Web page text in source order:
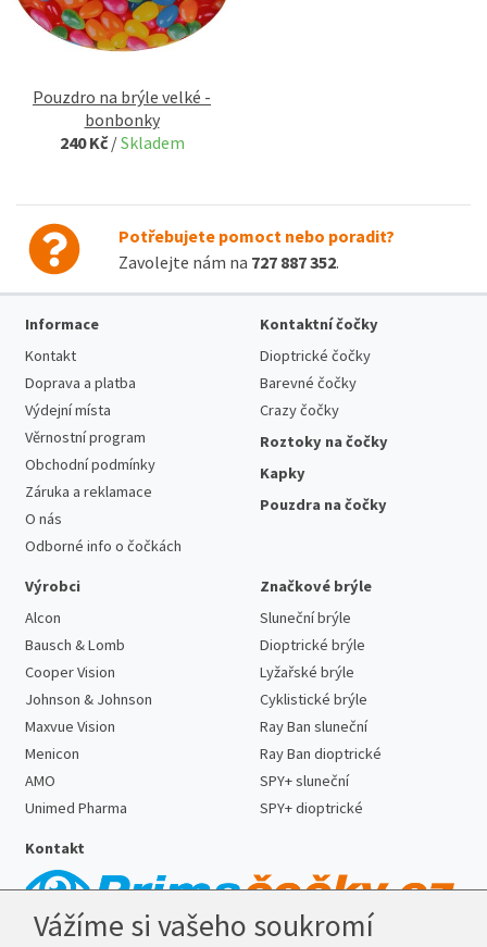
Pouzdro na brýle velké -
bonbonky
240 Kč/Skladem
Potřebujete pomoct nebo poradit?
Zavolejte nám na 727 887 352.
Informace
Kontakt
Doprava a platba
Výdejní místa
Věrnostní program
Obchodní podmínky
Záruka a reklamace
O nás
Odborné info o čočkách
Kontaktní čočky
Dioptrické čočky
Barevné čočky
Crazy čočky
Roztoky na čočky
Kapky
Pouzdra na čočky
Výrobci
Alcon
Bausch & Lomb
Cooper Vision
Johnson & Johnson
Maxvue Vision
Menicon
AMO
Unimed Pharma
Značkové brýle
Sluneční brýle
Dioptrické brýle
Lyžařské brýle
Cyklistické brýle
Ray Ban sluneční
Ray Ban dioptrické
SPY+ sluneční
SPY+ dioptrické
Kontakt
Vážíme si vašeho soukromí